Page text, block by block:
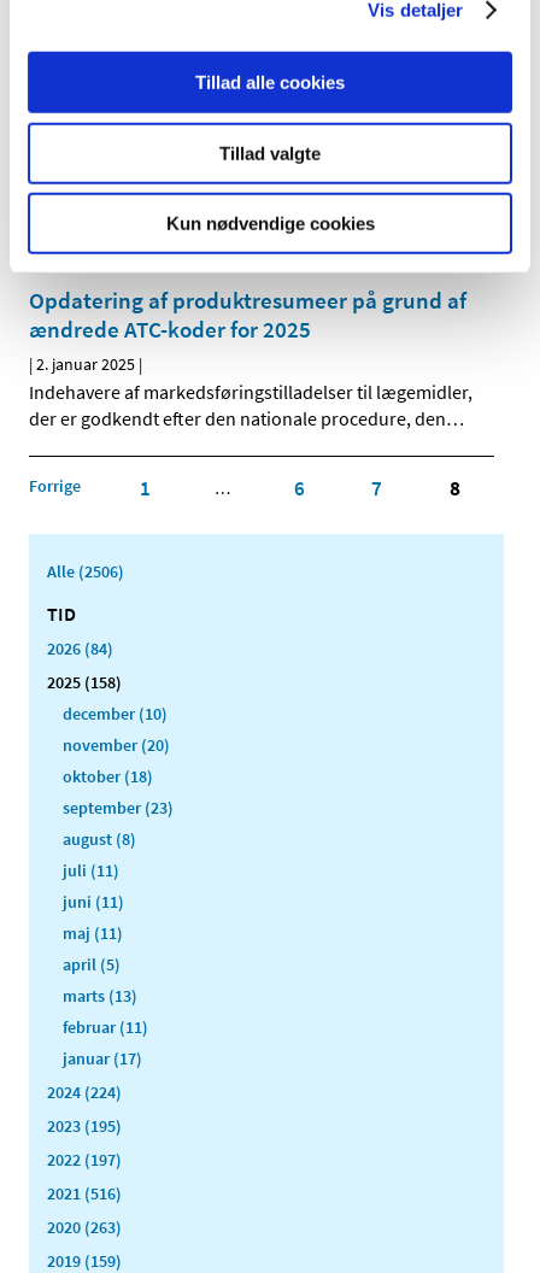
Vis detaljer
Tillad alle cookies
Tillad valgte
Kun nødvendige cookies
Tilladelser til ordination og udlevering af udenlandske
lægemidler indeholdende metoprololsuccinat 25 mg,…
En milepæl i arbejdet med at reducere brugen
af forsøgsdyr i lægemiddelindustrien
|6. januar 2025|
Den Europæiske Farmakopékommission har godkendt at
fjerne testen for såkaldte pyrogener (giftstoffer fra
Opdatering af produktresumeer på grund af
ændrede ATC-koder for 2025
|2. januar 2025 |
Indehavere af markedsføringstilladelser til lægemidler,
der er godkendt efter den nationale procedure, den…
Forrige 1 … 6 7 8
Alle (2506)
TID
2026 (84)
2025 (158)
december (10)
november (20)
oktober (18)
september (23)
august (8)
juli (11)
juni (11)
maj (11)
april (5)
marts (13)
februar (11)
januar (17)
2024 (224)
2023 (195)
2022 (197)
2021 (516)
2020 (263)
2019 (159)